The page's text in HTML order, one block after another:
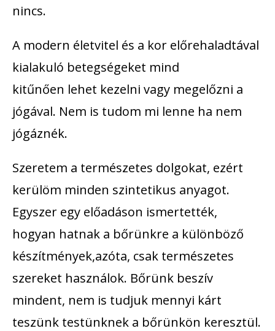
nincs.
A modern életvitel és a kor előrehaladtával
kialakuló betegségeket mind
kitűnően lehet kezelni vagy megelőzni a
jógával. Nem is tudom mi lenne ha nem
jógáznék.
Szeretem a természetes dolgokat, ezért
kerülöm minden szintetikus anyagot.
Egyszer egy előadáson ismertették,
hogyan hatnak a bőrünkre a különböző
készítmények,azóta, csak természetes
szereket használok. Bőrünk beszív
mindent, nem is tudjuk mennyi kárt
teszünk testünknek a bőrünkön keresztül.